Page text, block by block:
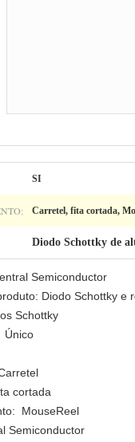
SI
Carretel, fita cortada,
Diodo Schottky de
Semiconductor
Diodo Schottky e
Schottky
Único
cortada
MouseReel
Semiconductor